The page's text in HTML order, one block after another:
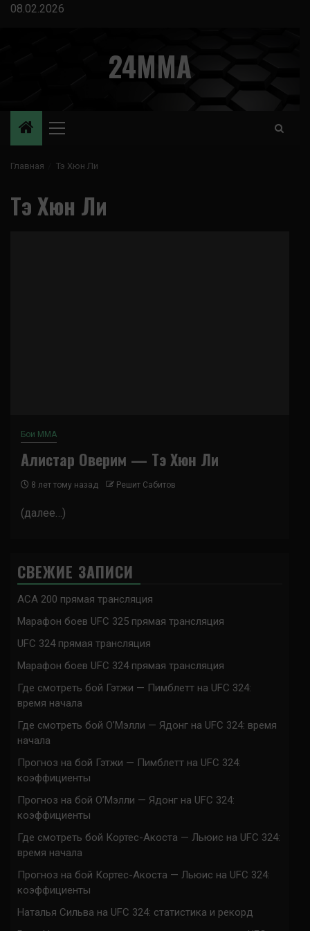
Перейти
08.02.2026
24MMA
Основное
Главная Тэ Хюн Ли
Тэ Хюн Ли
Бои ММА
Алистар Оверим — Тэ Хюн Ли
8 лет тому назад Решит Сабитов
(далее…)
СВЕЖИЕ ЗАПИСИ
ACA 200 прямая трансляция
Марафон боев UFC 325 прямая трансляция
UFC 324 прямая трансляция
Марафон боев UFC 324 прямая трансляция
Где смотреть бой Гэтжи — Пимблетт на UFC 324:
время начала
Где смотреть бой О’Мэлли — Ядонг на UFC 324: время
начала
Прогноз на бой Гэтжи — Пимблетт на UFC 324:
коэффициенты
Прогноз на бой О’Мэлли — Ядонг на UFC 324:
коэффициенты
Где смотреть бой Кортес-Акоста — Льюис на UFC 324:
время начала
Прогноз на бой Кортес-Акоста — Льюис на UFC 324:
коэффициенты
Наталья Сильва на UFC 324: статистика и рекорд